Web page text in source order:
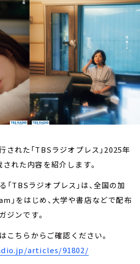
された「TBSラジオプレス」2025年
された内容を紹介します。
TBSラジオプレス」は、全国の加
」をはじめ、大学や書店などで配布
ジンです。
こちらからご確認ください。
articles/91802/